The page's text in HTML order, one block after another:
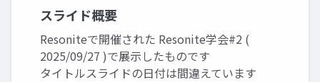
スライド概要
Resoniteで開催された Resonite学会#2 (
2025/09/27 )で展示したものです
タイトルスライドの日付は間違えています